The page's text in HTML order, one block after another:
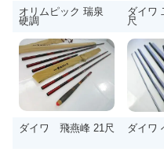
オリムピック 瑞泉
硬調
ダイワ
尺
ダイワ 飛燕峰 21尺 ダイワ